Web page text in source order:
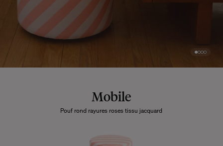
Mobile
Pouf rond rayures roses tissu jacquard